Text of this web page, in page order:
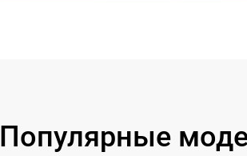
Популярные